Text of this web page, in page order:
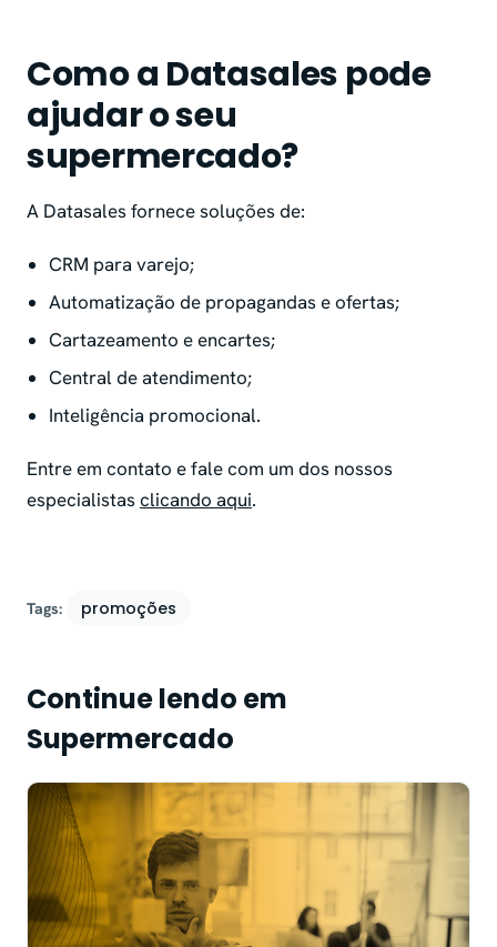
Como a Datasales pode
ajudar o seu
supermercado?
A Datasales fornece soluções de:
CRM para varejo;
Automatização de propagandas e ofertas;
Cartazeamento e encartes;
Central de atendimento;
Inteligência promocional.
Entre em contato e fale com um dos nossos
especialistasclicando aqui.
Tags: promoções
Continue lendo em
Supermercado